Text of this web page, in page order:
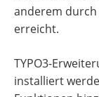
anderem
erreicht.
TYPO3-
installiert